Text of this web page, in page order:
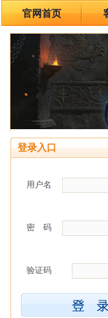
官网首页
登录入口
用户名
密 码
验证码